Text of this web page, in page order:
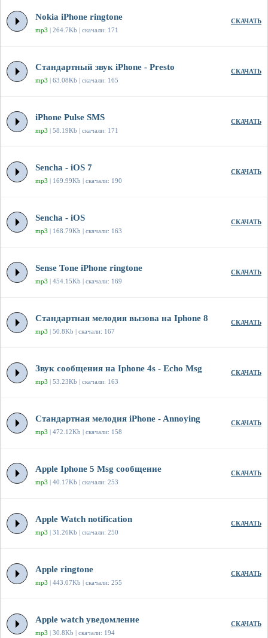
Nokia iPhone ringtone
mp3 | 264.7Kb | скачали: 171
СКАЧАТЬ
Стандартный звук iPhone - Presto
mp3 | 63.08Kb | скачали: 165
СКАЧАТЬ
iPhone Pulse SMS
mp3 | 58.19Kb | скачали: 171
СКАЧАТЬ
Sencha - iOS 7
mp3 | 169.99Kb | скачали: 190
СКАЧАТЬ
Sencha - iOS
mp3 | 168.79Kb | скачали: 163
СКАЧАТЬ
Sense Tone iPhone ringtone
mp3 | 454.15Kb | скачали: 169
СКАЧАТЬ
Стандартная мелодия вызова на Iphone 8
mp3 | 50.8Kb | скачали: 167
СКАЧАТЬ
Звук сообщения на Iphone 4s - Echo Msg
mp3 | 53.23Kb | скачали: 163
СКАЧАТЬ
Стандартная мелодия iPhone - Annoying
mp3 | 472.12Kb | скачали: 158
СКАЧАТЬ
Apple Iphone 5 Msg сообщение
mp3 | 40.17Kb | скачали: 253
СКАЧАТЬ
Apple Watch notification
mp3 | 31.26Kb | скачали: 250
СКАЧАТЬ
Apple ringtone
mp3 | 443.07Kb | скачали: 255
СКАЧАТЬ
Apple watch уведомление
mp3 | 30.8Kb | скачали: 194
СКАЧАТЬ